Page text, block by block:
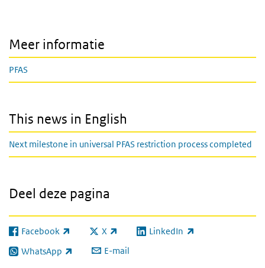
Meer informatie
PFAS
This news in English
Next milestone in universal PFAS restriction process completed
Deel deze pagina
Facebook
(externe link) X
(externe link) LinkedIn
(externe link)
WhatsApp
(externe link) E-mail